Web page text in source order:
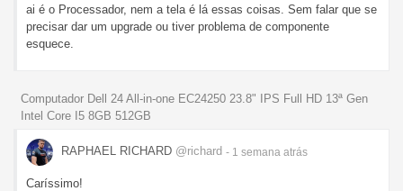
ai é o Processador, nem a tela é lá essas coisas. Sem falar que se
precisar dar um upgrade ou tiver problema de componente
esquece.
Computador Dell 24 All-in-one EC24250 23.8" IPS Full HD 13ª Gen
Intel Core I5 8GB 512GB
RAPHAEL RICHARD @richard - 1 semana atrás
Caríssimo!